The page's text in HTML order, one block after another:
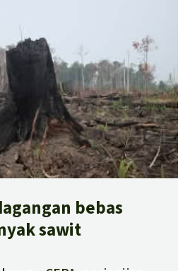
bebas
sawit